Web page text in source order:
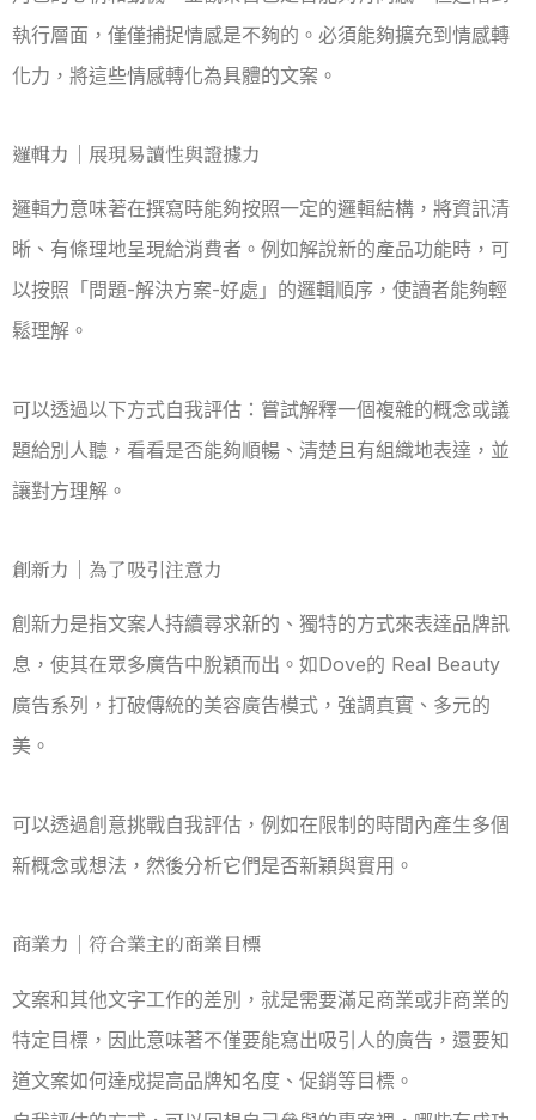
執行層面，僅僅捕捉情感是不夠的。必須能夠擴充到情感轉
化力，將這些情感轉化為具體的文案。
邏輯力｜展現易讀性與證據力
邏輯力意味著在撰寫時能夠按照一定的邏輯結構，將資訊清
晰、有條理地呈現給消費者。例如解說新的產品功能時，可
以按照「問題-解決方案-好處」的邏輯順序，使讀者能夠輕
鬆理解。
可以透過以下方式自我評估：嘗試解釋一個複雜的概念或議
題給別人聽，看看是否能夠順暢、清楚且有組織地表達，並
讓對方理解。
創新力｜為了吸引注意力
創新力是指文案人持續尋求新的、獨特的方式來表達品牌訊
息，使其在眾多廣告中脫穎而出。如Dove的 Real Beauty
廣告系列，打破傳統的美容廣告模式，強調真實、多元的
美。
可以透過創意挑戰自我評估，例如在限制的時間內產生多個
新概念或想法，然後分析它們是否新穎與實用。
商業力｜符合業主的商業目標
文案和其他文字工作的差別，就是需要滿足商業或非商業的
特定目標，因此意味著不僅要能寫出吸引人的廣告，還要知
道文案如何達成提高品牌知名度、促銷等目標。